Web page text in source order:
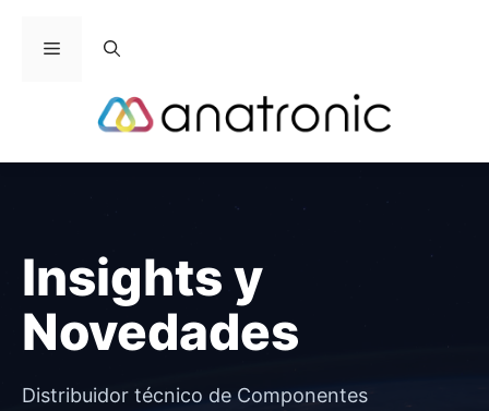
Menú
Insights y
Novedades
Distribuidor técnico de Componentes